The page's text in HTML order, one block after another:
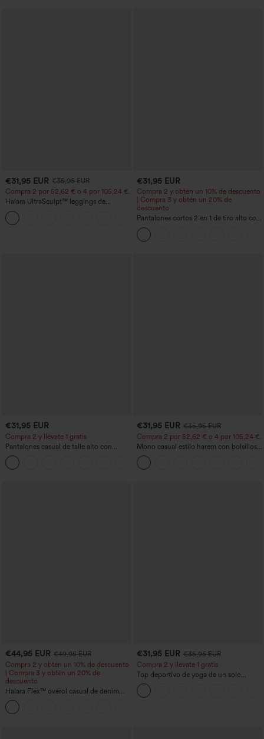
€31,95 EUR €35,95 EUR
Compra 2 por 52,62 € o 4 por 105,24 €.
Halara UltraSculpt™ leggings de
entrenamiento de cintura alta
moldeadores, con efecto levantamiento
de glúteos, control de abdomen y
+15
€31,95 EUR
Compra 2 y obtén un 10% de descuento
| Compra 3 y obtén un 20% de
descuento
Pantalones cortos 2 en 1 de tiro alto con
bolsillo interior y trasero
€31,95 EUR
Compra 2 y llévate 1 gratis
Pantalones casual de talle alto con
cordón, pernera ancha, en mezcla de
lino y con bolsillos
€31,95 EUR €35,95 EUR
Compra 2 por 52,62 € o 4 por 105,24 €.
Mono casual estilo harem con bolsillos y
escote en U - Edición Easy Peezy
€44,95 EUR €49,95 EUR
Compra 2 y obtén un 10% de descuento
| Compra 3 y obtén un 20% de
descuento
Halara Flex™ overol casual de denim
lavado con escote en V y bolsillos
€31,95 EUR €35,95 EUR
Compra 2 y llévate 1 gratis
Top deportivo de yoga de un solo
hombro, manga larga con agujero para
el pulgar, dobladillo curvo estilo high-
low (frente más corto, espalda más